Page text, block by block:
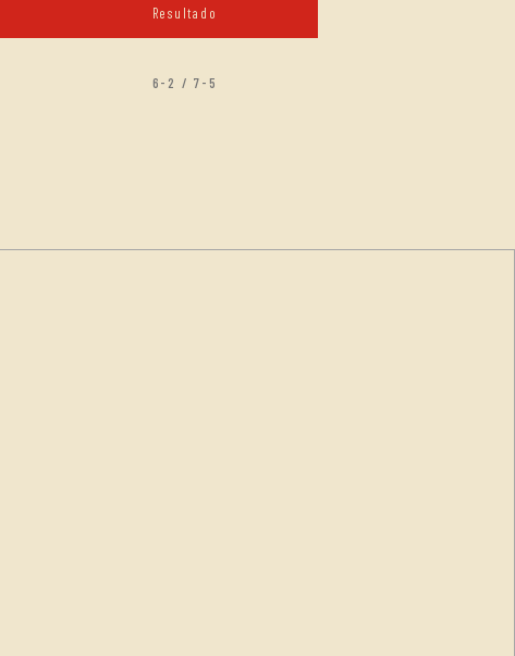
Resultado
6-2 / 7-5